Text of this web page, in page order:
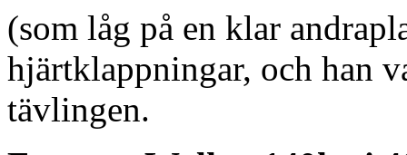
(som låg på en klar
hjärtklappningar, och han
tävlingen.